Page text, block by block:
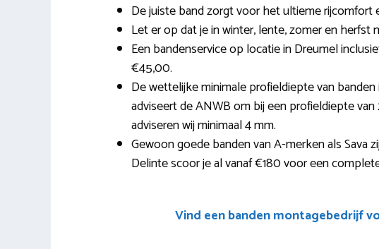
De juiste band zorgt voor het ultieme rijcomfort
Let er op dat je in winter, lente, zomer en herfst
Een bandenservice op locatie in Dreumel
€45,00.
De wettelijke minimale profieldiepte van
adviseert de ANWB om bij een profieldiepte
adviseren wij minimaal 4 mm.
Gewoon goede banden van A-merken als Sava
Delinte scoor je al vanaf €180 voor een
Vind een banden montagebedrijf